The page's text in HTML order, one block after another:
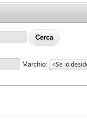
Marchio: